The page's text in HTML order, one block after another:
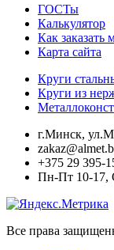
ГОСТы
Калькулятор
Как заказать
Карта сайта
Круги
Круги из
г.Минск,
+375 29 395-
Пн-Пт 10-17,
Все права